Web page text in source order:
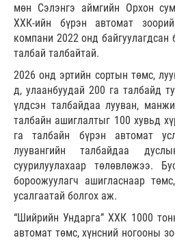
мөн Сэлэнгэ аймгийн Орхон
ХХК-ийн бүрэн автомат
компани 2022 онд байгуулагдсан
талбай талбайтай.
2026 онд эртийн сортын төмс,
д, улаанбуудай 200 га талбайд
үлдсэн талбайдаа лууван,
талбайн ашиглалтыг 100 хувьд
га талбайн бүрэн автомат
луувангийн талбайдаа
суурилуулахаар төлөвлөжээ.
бороожуулагч ашигласнаар
усалгаатай болгох аж.
“Шийрийн Ундарга” ХХК 1000
автомат төмс, хүнсний ногооны